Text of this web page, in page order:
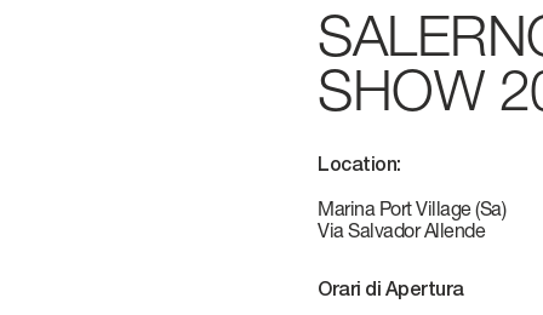
SEADECK
MAGELLANO
CHARTER
IL NOSTRO
IMPEGNO
AZIMUT
LA STORIA
SHOW
Location:
Marina Port Village (Sa)
Via Salvador Allende
Orari di Apertura